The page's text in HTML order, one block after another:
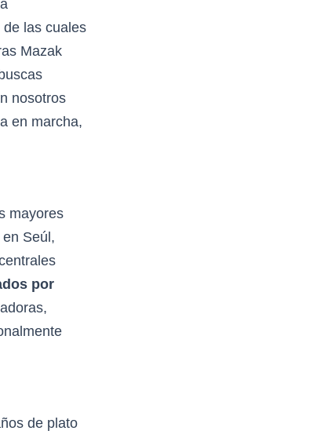
las cuales
Mazak
nosotros
en marcha,
mayores
Seúl,
por
de plato